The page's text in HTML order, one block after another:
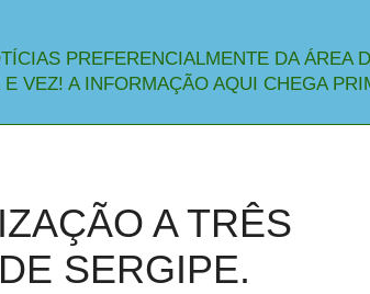
PREFERENCIALMENTE DA ÁREA
VEZ! A INFORMAÇÃO AQUI CHEGA
A TRÊS
SERGIPE.